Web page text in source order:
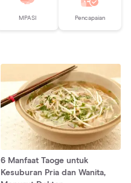
MPASI Pencapaian
6 Manfaat Taoge untuk
Kesuburan Pria dan Wanita,